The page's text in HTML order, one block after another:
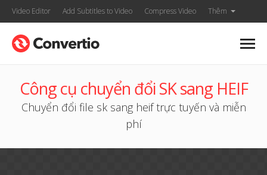
Video Editor Add Subtitles to Video Compress Video Thêm
Công cụ chuyển đổi SK sang HEIF
Chuyển đổi file sk sang heif trực tuyến và miễn
phí